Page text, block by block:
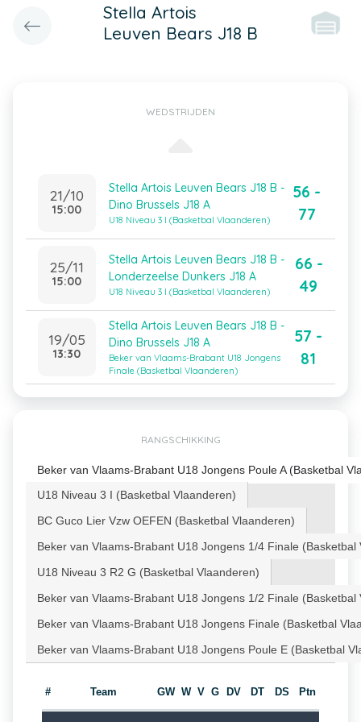
Stella Artois
Leuven Bears J18 B
WEDSTRIJDEN
21/10
15:00
Stella Artois Leuven Bears J18 B -
Dino Brussels J18 A
U18 Niveau 3 I (Basketbal Vlaanderen)
56 -
77
25/11
15:00
Stella Artois Leuven Bears J18 B -
Londerzeelse Dunkers J18 A
U18 Niveau 3 I (Basketbal Vlaanderen)
66 -
49
19/05
13:30
Stella Artois Leuven Bears J18 B -
Dino Brussels J18 A
Beker van Vlaams-Brabant U18 Jongens
Finale (Basketbal Vlaanderen)
57 -
81
RANGSCHIKKING
Beker van Vlaams-Brabant U18 Jongens Poule A (Basketbal
U18 Niveau 3 I (Basketbal Vlaanderen)
BC Guco Lier Vzw OEFEN (Basketbal Vlaanderen)
Beker van Vlaams-Brabant U18 Jongens 1/4 Finale (Basketbal
U18 Niveau 3 R2 G (Basketbal Vlaanderen)
Beker van Vlaams-Brabant U18 Jongens 1/2 Finale (Basketbal
Beker van Vlaams-Brabant U18 Jongens Finale (Basketbal
Beker van Vlaams-Brabant U18 Jongens Poule E (Basketbal
# Team GW W V G DV DT DS Ptn